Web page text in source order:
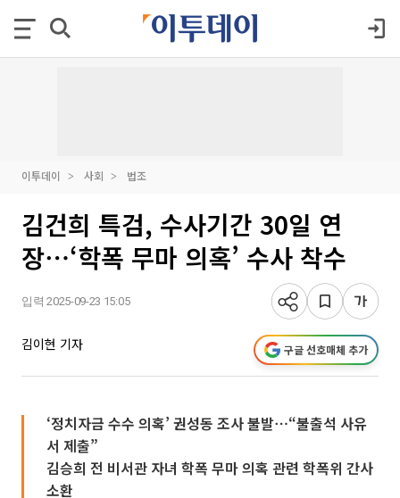
이투데이 사회 법조
김건희 특검, 수사기간 30일 연
장⋯‘학폭 무마 의혹’ 수사 착수
입력 2025-09-23 15:05
김이현 기자 구글 선호매체 추가
‘정치자금 수수 의혹’ 권성동 조사 불발⋯“불출석 사유
서 제출”
김승희 전 비서관 자녀 학폭 무마 의혹 관련 학폭위 간사
소환